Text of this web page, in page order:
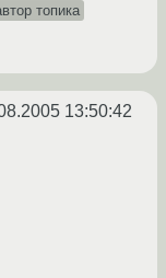
топика
13:50:42